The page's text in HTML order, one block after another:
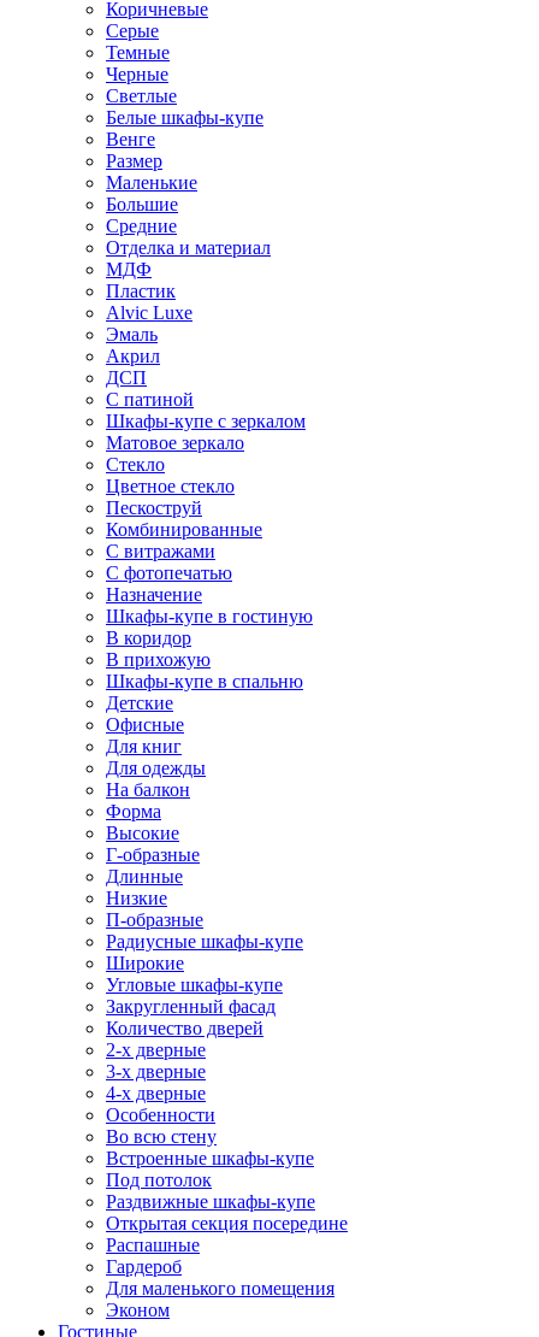
Коричневые
Серые
Темные
Черные
Светлые
Белые шкафы-купе
Венге
Размер
Маленькие
Большие
Средние
Отделка и материал
МДФ
Пластик
Alvic Luxe
Эмаль
Акрил
ДСП
С патиной
Шкафы-купе с зеркалом
Матовое зеркало
Стекло
Цветное стекло
Пескоструй
Комбинированные
С витражами
С фотопечатью
Назначение
Шкафы-купе в гостиную
В коридор
В прихожую
Шкафы-купе в спальню
Детские
Офисные
Для книг
Для одежды
На балкон
Форма
Высокие
Г-образные
Длинные
Низкие
П-образные
Радиусные шкафы-купе
Широкие
Угловые шкафы-купе
Закругленный фасад
Количество дверей
2-х дверные
3-х дверные
4-х дверные
Особенности
Во всю стену
Встроенные шкафы-купе
Под потолок
Раздвижные шкафы-купе
Открытая секция посередине
Распашные
Гардероб
Для маленького помещения
Эконом
Гостиные